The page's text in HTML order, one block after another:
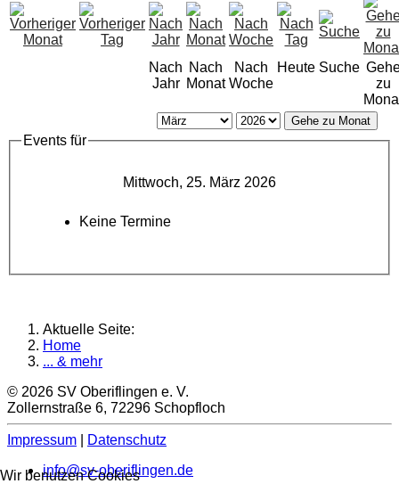
Nach
Jahr
Nach
Monat
Nach
Woche
Heute Suche
zu
Gehe zu Monat
Events für
Mittwoch, 25. März 2026
Keine Termine
Aktuelle Seite:
Home
... & mehr
© 2026 SV Oberiflingen e. V.
Zollernstraße 6, 72296 Schopfloch
Impressum
Datenschutz
info@sv-oberiflingen.de
Wir benutzen Cookies